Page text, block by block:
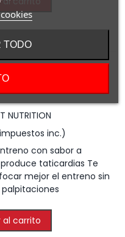
R-WEILER
NUTRITION
inc.)
con sabor a
taticardias Te
mejor el entreno sin
al carrito
TODO